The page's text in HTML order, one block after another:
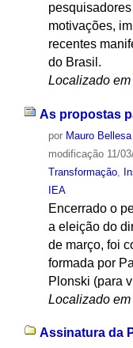
motivações,
recentes
do Brasil.
Localizado em
As propostas
por Mauro Bellesa
modificação11/
Transformação,
IEA
Encerrado o
a eleição do
de março, foi
formada por
Plonski (para
Localizado em
Assinatura da